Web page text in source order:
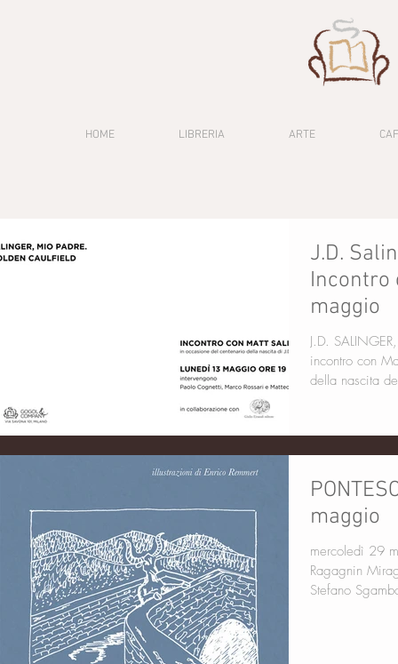
HOME LIBRERIA ARTE
J.D.
Incontro
maggio
J.D.
incontro con Matt Salinger in
della nascita
maggio
mercoledì 29 maggio ore
Ragagnin Miraggi Edizioni interviene con l'autore
Stefano